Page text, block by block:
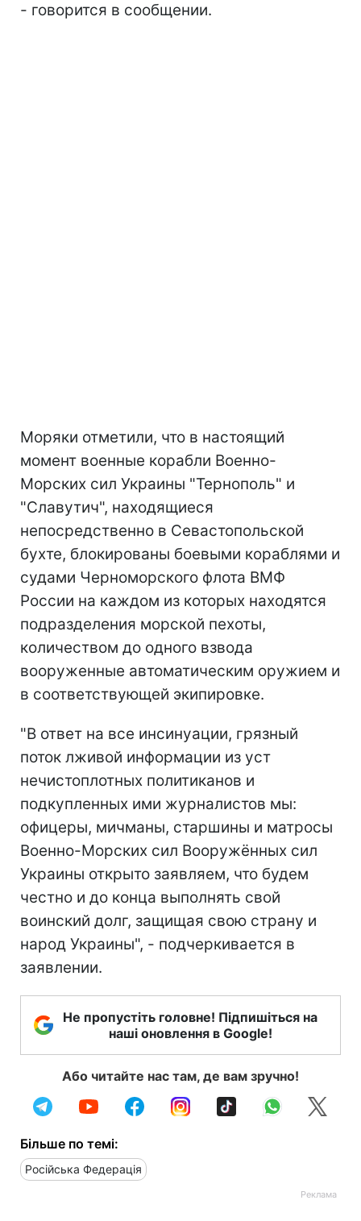
- говорится в сообщении.
Моряки отметили, что в настоящий
момент военные корабли Военно-
Морских сил Украины "Тернополь" и
"Славутич", находящиеся
непосредственно в Севастопольской
бухте, блокированы боевыми кораблями и
судами Черноморского флота ВМФ
России на каждом из которых находятся
подразделения морской пехоты,
количеством до одного взвода
вооруженные автоматическим оружием и
в соответствующей экипировке.
"В ответ на все инсинуации, грязный
поток лживой информации из уст
нечистоплотных политиканов и
подкупленных ими журналистов мы:
офицеры, мичманы, старшины и матросы
Военно-Морских сил Вооружённых сил
Украины открыто заявляем, что будем
честно и до конца выполнять свой
воинский долг, защищая свою страну и
народ Украины", - подчеркивается в
заявлении.
Не пропустіть головне! Підпишіться на
наші оновлення в Google!
Або читайте нас там, де вам зручно!
Більше по темі:
Російська Федерація